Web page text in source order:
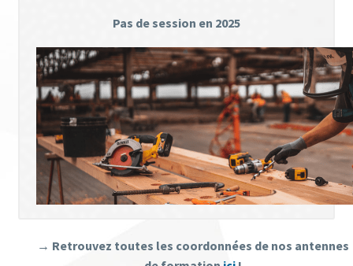
Pas de session en 2025
→ Retrouvez toutes les coordonnées de nos antennes